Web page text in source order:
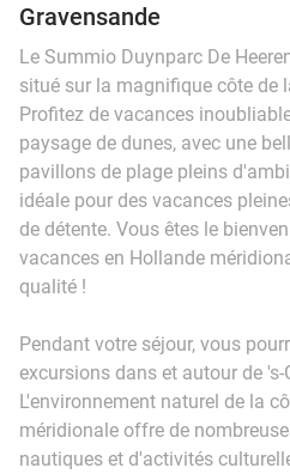
Gravensande
Le Summio Duynparc De
situé sur la magnifique côte de
Profitez de vacances
paysage de dunes, avec une
pavillons de plage pleins
idéale pour des vacances
de détente. Vous êtes le
vacances en Hollande
qualité !
Pendant votre séjour, vous
excursions dans et autour de 's-
L'environnement naturel de la
méridionale offre de
nautiques et d'activités